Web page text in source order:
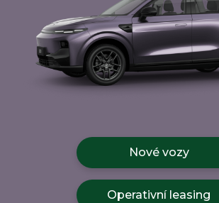
Nové vozy
Operativní leasing